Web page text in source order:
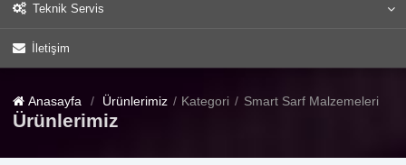
Teknik Servis
İletişim
Anasayfa Ürünlerimiz Kategori Smart Sarf Malzemeleri
Ürünlerimiz